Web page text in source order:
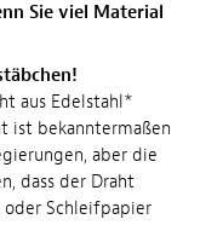
Sie viel Material
aus Edelstahl*
ist bekanntermaßen
aber die
dass der Draht
oder Schleifpapier